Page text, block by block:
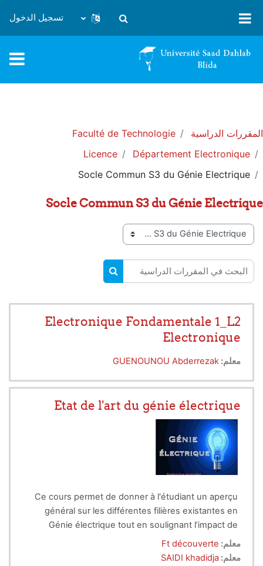
تبديل إدخال البحث
تسجيل الدخول
المقررات الدراسية
Faculté de Technologie
Département Electronique
Licence
Socle Commun S3 du Génie Electrique
Socle Commun S3 du Génie Electrique
تصنيفات المقررات
البحث في المقررات الدراسية
البحث في المقررات الدراسية
Electronique Fondamentale 1_L2
Electronique
معلم: GUENOUNOU Abderrezak
Etat de l'art du génie électrique
Ce cours permet de donner à l'étudiant un aperçu
général sur les différentes filières existantes en
Génie électrique tout en soulignant l’impact de
l’électricité dans l’amélioration de la vie quotidienne
de l’homme.
معلم: Ft découverte
معلم: SAIDI khadidja